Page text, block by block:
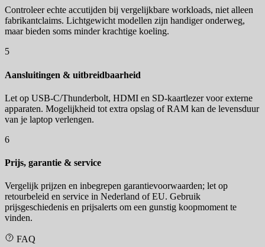
Controleer echte accutijden bij vergelijkbare workloads, niet alleen
fabrikantclaims. Lichtgewicht modellen zijn handiger onderweg,
maar bieden soms minder krachtige koeling.
5
Aansluitingen & uitbreidbaarheid
Let op USB-C/Thunderbolt, HDMI en SD-kaartlezer voor externe
apparaten. Mogelijkheid tot extra opslag of RAM kan de levensduur
van je laptop verlengen.
6
Prijs, garantie & service
Vergelijk prijzen en inbegrepen garantievoorwaarden; let op
retourbeleid en service in Nederland of EU. Gebruik
prijsgeschiedenis en prijsalerts om een gunstig koopmoment te
vinden.
FAQ